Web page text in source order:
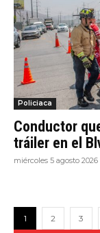
Policiaca
Conductor
tráiler en el
miércoles 5 agosto 2026
1 2 3